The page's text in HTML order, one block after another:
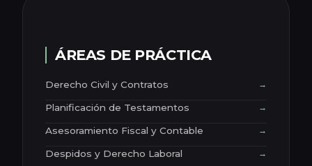
ÁREAS DE PRÁCTICA
Derecho Civil y Contratos →
Planificación de Testamentos →
Asesoramiento Fiscal y Contable →
Despidos y Derecho Laboral →